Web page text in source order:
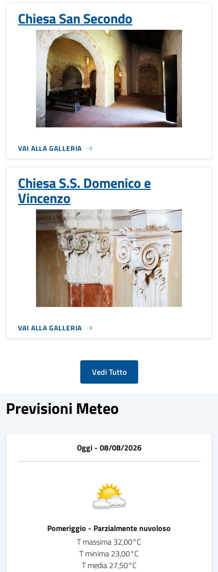
Chiesa San Secondo
VAI ALLA GALLERIA
Chiesa S.S. Domenico e
Vincenzo
VAI ALLA GALLERIA
Vedi Tutto
Previsioni Meteo
Oggi - 08/08/2026
Pomeriggio - Parzialmente nuvoloso
T massima 32,00°C
T minima 23,00°C
T media 27,50°C